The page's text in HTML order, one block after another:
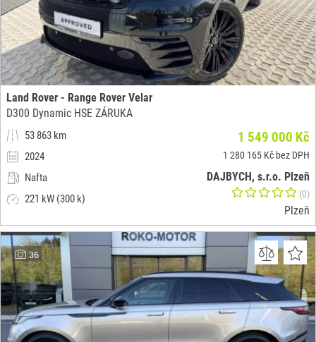
Land Rover - Range Rover Velar
D300 Dynamic HSE ZÁRUKA
53 863 km
2024
Nafta
221 kW (300 k)
1 549 000 Kč
1 280 165 Kč bez DPH
DAJBYCH, s.r.o. Plzeň
(0)
Plzeň
36